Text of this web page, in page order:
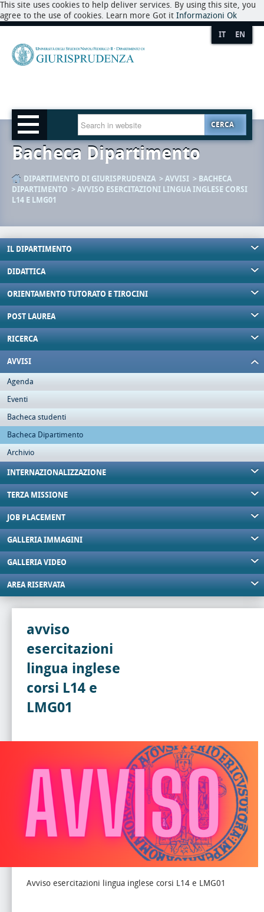
This site uses cookies to help deliver services. By using this site, you
agree to the use of cookies. Learn more Got it Informazioni Ok
IT EN
CERCA
Bacheca Dipartimento
DIPARTIMENTO DI GIURISPRUDENZA AVVISI
BACHECA
DIPARTIMENTO
AVVISO ESERCITAZIONI LINGUA INGLESE CORSI
L14 E LMG01
IL DIPARTIMENTO
DIDATTICA
ORIENTAMENTO TUTORATO E TIROCINI
POST LAUREA
RICERCA
AVVISI
Agenda
Eventi
Bacheca studenti
Bacheca Dipartimento
Archivio
INTERNAZIONALIZZAZIONE
TERZA MISSIONE
JOB PLACEMENT
GALLERIA IMMAGINI
GALLERIA VIDEO
AREA RISERVATA
avviso
esercitazioni
lingua inglese
corsi L14 e
LMG01
Avviso esercitazioni lingua inglese corsi L14 e LMG01